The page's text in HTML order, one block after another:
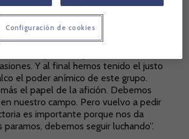
que “el inicio del partido marcó el
no da gol en una jugada nuestra y en la
el 0-1. Pero el equipo ha dado un paso
Y al final hemos tenido el justo
el poder anímico de este grupo.
el papel de la afición. Debemos
nuestro campo. Pero vuelvo a pedir
es importante porque nos da
debemos seguir luchando”.
Configuración de cookies